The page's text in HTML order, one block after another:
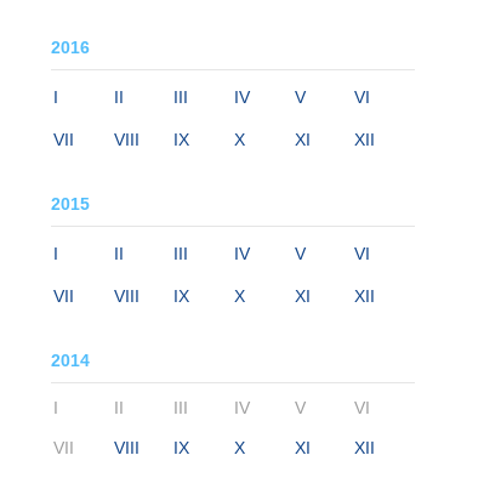
2016
I II III IV V VI
VII VIII IX X XI XII
2015
I II III IV V VI
VII VIII IX X XI XII
2014
I II III IV V VI
VII VIII IX X XI XII